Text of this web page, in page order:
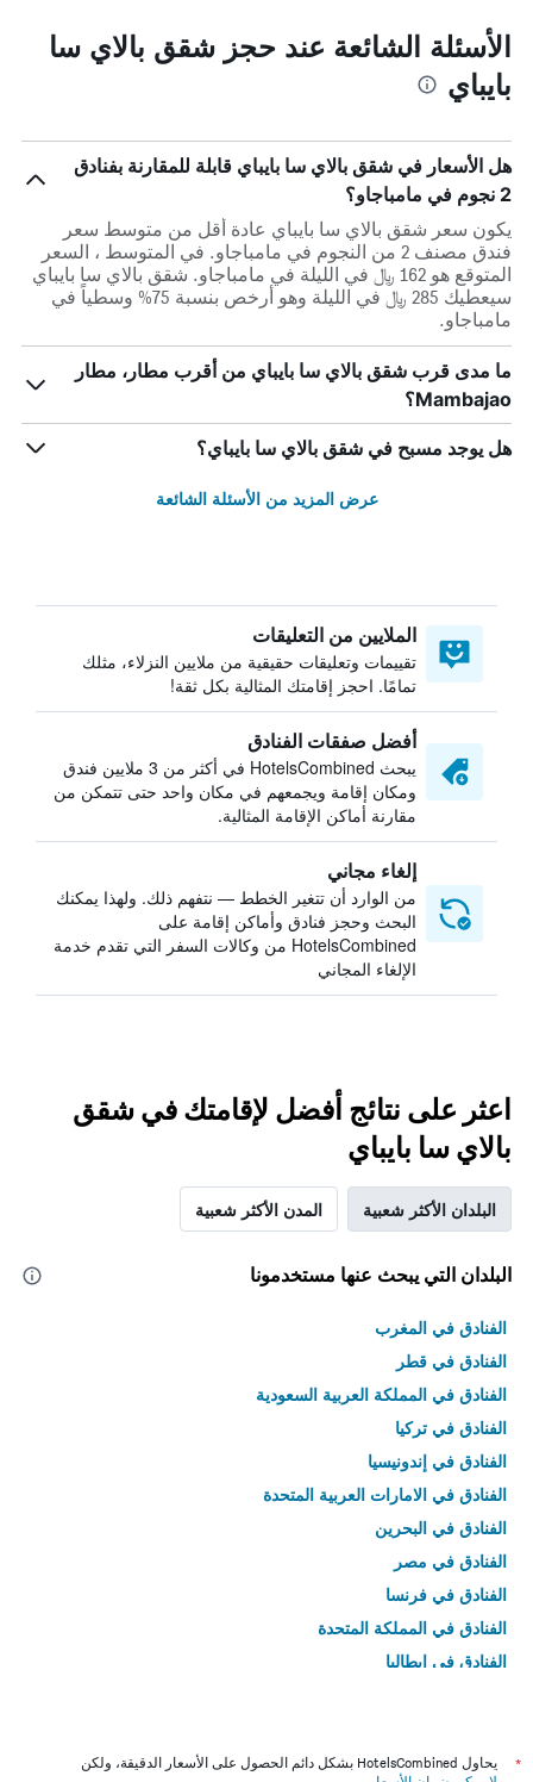
الأسئلة الشائعة عند حجز شقق بالاي سا
بايباي
هل الأسعار في شقق بالاي سا بايباي قابلة للمقارنة بفنادق
2 نجوم في مامباجاو؟
يكون سعر شقق بالاي سا بايباي عادة أقل من متوسط ​​سعر
فندق مصنف 2 من النجوم في مامباجاو. في المتوسط ، السعر
المتوقع هو 162 ﷼ في الليلة في مامباجاو. شقق بالاي سا بايباي
سيعطيك 285 ﷼ في الليلة وهو أرخص بنسبة 75% وسطياً في
مامباجاو.
ما مدى قرب شقق بالاي سا بايباي من أقرب مطار، مطار
Mambajao؟
هل يوجد مسبح في شقق بالاي سا بايباي؟
عرض المزيد من الأسئلة الشائعة
الملايين من التعليقات
تقييمات وتعليقات حقيقية من ملايين النزلاء، مثلك
تمامًا. احجز إقامتك المثالية بكل ثقة!
أفضل صفقات الفنادق
يبحث HotelsCombined في أكثر من 3 ملايين فندق
ومكان إقامة ويجمعهم في مكان واحد حتى تتمكن من
مقارنة أماكن الإقامة المثالية.
إلغاء مجاني
من الوارد أن تتغير الخطط — نتفهم ذلك. ولهذا يمكنك
البحث وحجز فنادق وأماكن إقامة على
HotelsCombined من وكالات السفر التي تقدم خدمة
الإلغاء المجاني
اعثر على نتائج أفضل لإقامتك في شقق
بالاي سا بايباي
البلدان الأكثر شعبية المدن الأكثر شعبية
البلدان التي يبحث عنها مستخدمونا
الفنادق في المغرب
الفنادق في قطر
الفنادق في المملكة العربية السعودية
الفنادق في تركيا
الفنادق في إندونيسيا
الفنادق في الامارات العربية المتحدة
الفنادق في البحرين
الفنادق في مصر
الفنادق في فرنسا
الفنادق في المملكة المتحدة
الفنادق في إيطاليا
*
يحاول HotelsCombined بشكل دائم الحصول على الأسعار الدقيقة، ولكن